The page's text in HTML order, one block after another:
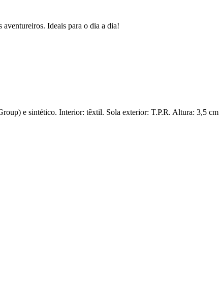
Ideais para o dia a dia!
e sintético. Interior: têxtil. Sola exterior: T.P.R. Altura: 3,5 cm